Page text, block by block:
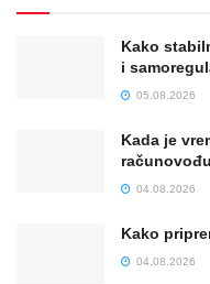
Kako
i
05.08.2026
Kada je
04.08.2026
Kako
04.08.2026